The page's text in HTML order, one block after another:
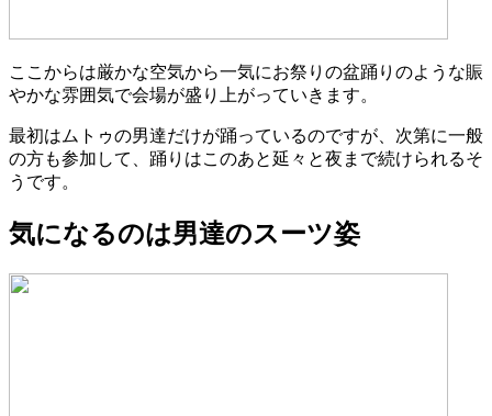
ここからは厳かな空気から一気にお祭りの盆踊りのような賑
やかな雰囲気で会場が盛り上がっていきます。
最初はムトゥの男達だけが踊っているのですが、次第に一般
の方も参加して、踊りはこのあと延々と夜まで続けられるそ
うです。
気になるのは男達のスーツ姿